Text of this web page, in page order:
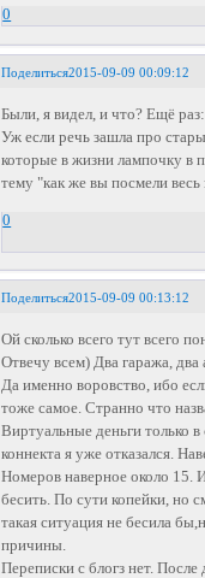
0
Поделиться2015-09-09 00:09:12
Были, я видел, и что? Ещё
Уж если речь зашла про
которые в жизни лампочку в
тему "как же вы посмели весь
0
Поделиться2015-09-09 00:13:12
Ой сколько всего тут всего
Отвечу всем) Два гаража, два
Да именно воровство, ибо
тоже самое. Странно что
Виртуальные деньги только
коннекта я уже отказался.
Номеров наверное около 15.
бесить. По сути копейки, но
такая ситуация не бесила
причины.
Переписки с блогз нет.